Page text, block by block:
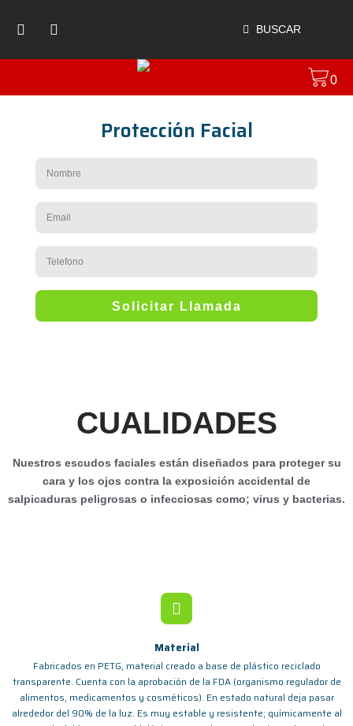
BUSCAR
0
Protección Facial
Solicitar Llamada
CUALIDADES
Nuestros escudos faciales están diseñados para proteger su
cara y los ojos contra la exposición accidental de
salpicaduras peligrosas o infecciosas como; virus y bacterias.
Material
Fabricados en PETG, material creado a base de plástico reciclado
transparente. Cuenta con la aprobación de la FDA (organismo regulador de
alimentos, medicamentos y cosméticos). En estado natural deja pasar
alrededor del 90% de la luz. Es muy estable y resistente; químicamente al